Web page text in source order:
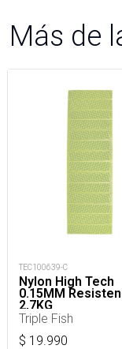
Más de
TEC100639-C
Nylon High Tech
0.15MM
2,7KG
Triple Fish
$ 19.990